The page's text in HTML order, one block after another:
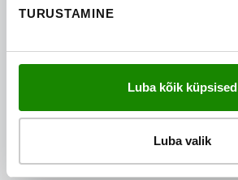
TURUSTAMINE
Luba kõik küpsised
Luba valik
SIRVI TOOTEKATALOOGI
PINTERESTIS